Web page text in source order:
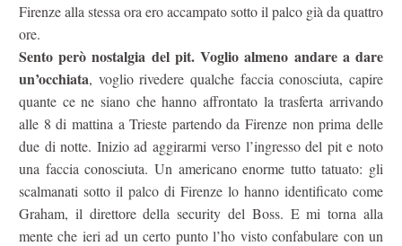
Firenze alla stessa ora ero accampato sotto il palco già da quattro
ore.
Sento però nostalgia del pit. Voglio almeno andare a dare
un’occhiata, voglio rivedere qualche faccia conosciuta, capire
quante ce ne siano che hanno affrontato la trasferta arrivando
alle 8 di mattina a Trieste partendo da Firenze non prima delle
due di notte. Inizio ad aggirarmi verso l’ingresso del pit e noto
una faccia conosciuta. Un americano enorme tutto tatuato: gli
scalmanati sotto il palco di Firenze lo hanno identificato come
Graham, il direttore della security del Boss. E mi torna alla
mente che ieri ad un certo punto l’ho visto confabulare con un